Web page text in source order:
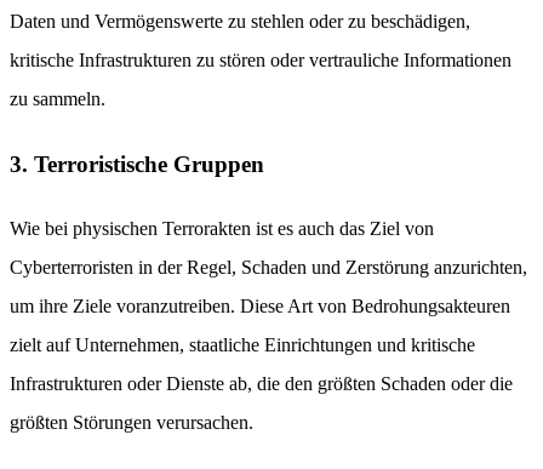
Daten und Vermögenswerte zu stehlen oder zu beschädigen,
kritische Infrastrukturen zu stören oder vertrauliche Informationen
zu sammeln.
3. Terroristische Gruppen
Wie bei physischen Terrorakten ist es auch das Ziel von
Cyberterroristen in der Regel, Schaden und Zerstörung anzurichten,
um ihre Ziele voranzutreiben. Diese Art von Bedrohungsakteuren
zielt auf Unternehmen, staatliche Einrichtungen und kritische
Infrastrukturen oder Dienste ab, die den größten Schaden oder die
größten Störungen verursachen.